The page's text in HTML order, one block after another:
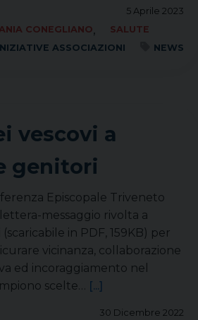
5 Aprile 2023
CONEGLIANO,
SALUTE
ASSOCIAZIONI
NEWS
vescovi a
genitori
Episcopale Triveneto
messaggio rivolta a
in PDF, 159KB) per
vicinanza, collaborazione
ed incoraggiamento nel
scelte… [...]
30 Dicembre 2022